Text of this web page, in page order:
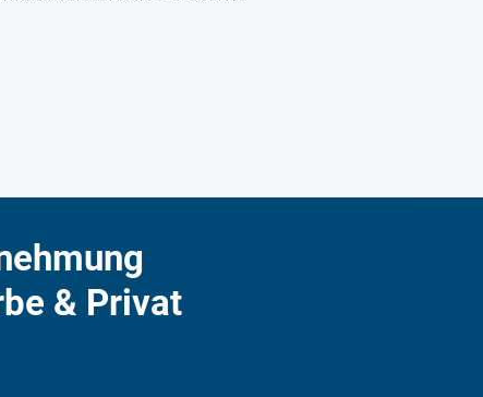
& Privat